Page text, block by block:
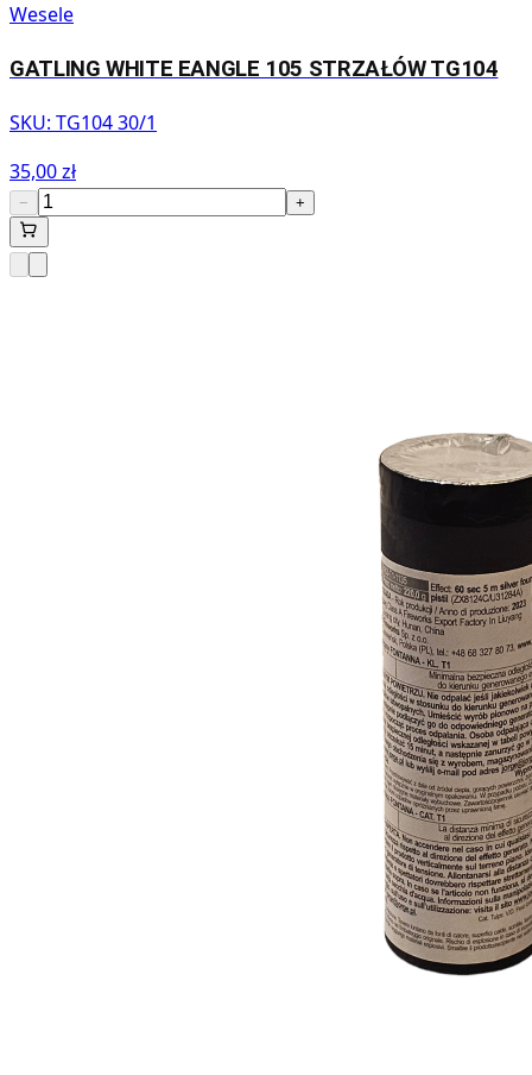
Wesele
GATLING WHITE EANGLE 105 STRZAŁÓW TG104
SKU: TG104 30/1
35,00 zł
− +